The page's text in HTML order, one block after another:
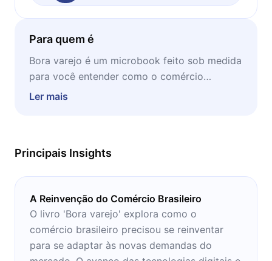
Para quem é
Bora varejo é um microbook feito sob medida
para você entender como o comércio
brasileiro se reinventou e vai passar por mais
pensar neles é trabalhar na própria
Ler mais
Principais Insights
A Reinvenção do Comércio Brasileiro
O livro 'Bora varejo' explora como o
comércio brasileiro precisou se reinventar
para se adaptar às novas demandas do